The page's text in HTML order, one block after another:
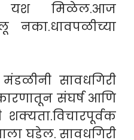
यश मिळेल.आज
नका.धावपळीच्या
सावधगिरी
संघर्ष आणि
शक्यता.विचारपूर्वक
घडेल. सावधगिरी